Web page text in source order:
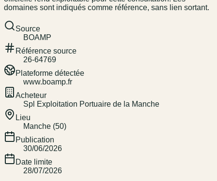
domaines sont indiqués comme référence, sans lien sortant.
Source
BOAMP
Référence source
26-64769
Plateforme détectée
www.boamp.fr
Acheteur
Spl Exploitation Portuaire de la Manche
Lieu
Manche (50)
Publication
30/06/2026
Date limite
28/07/2026